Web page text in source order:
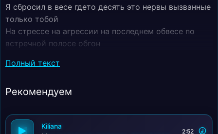
Я сбросил в весе гдето десять это нервы вызванные
только тобой
На стрессе на агрессии на последнем обвесе по
встречной полосе обгон
тусовался в центре
Я так и не стал нормальным верным ну а ты той
Оплата психологу не прошла или просто я не любил
наверно
Полный текст
Рекомендуем
Kiliana
2:52